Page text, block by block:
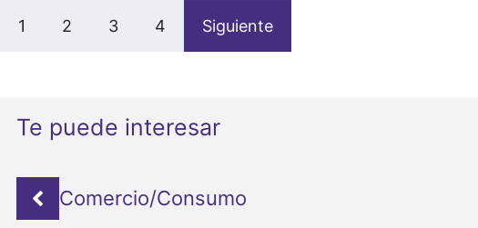
1 2 3 4 Siguiente
Te puede interesar
Comercio/Consumo